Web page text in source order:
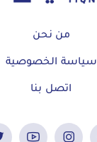
من نحن
سياسة الخصوصية
اتصل بنا